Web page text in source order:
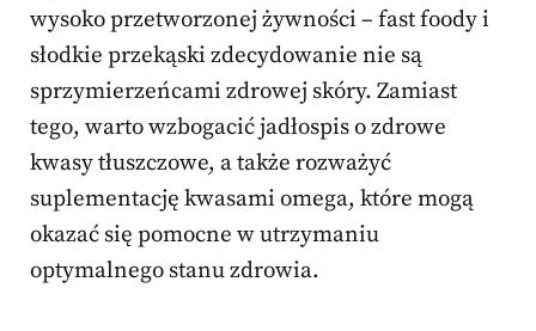
wysoko przetworzonej żywności – fast foody i
słodkie przekąski zdecydowanie nie są
sprzymierzeńcami zdrowej skóry. Zamiast
tego, warto wzbogacić jadłospis o zdrowe
kwasy tłuszczowe, a także rozważyć
suplementację kwasami omega, które mogą
okazać się pomocne w utrzymaniu
optymalnego stanu zdrowia.